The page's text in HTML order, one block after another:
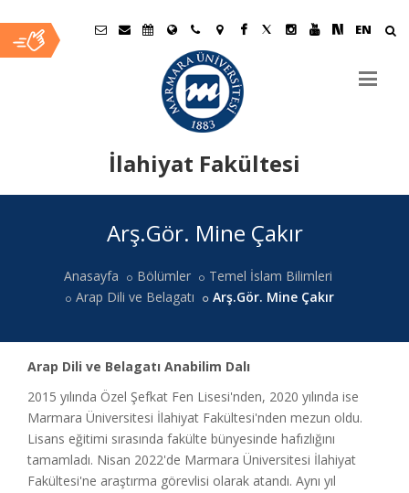
EN
İlahiyat Fakültesi
Arş.Gör. Mine Çakır
Anasayfa Bölümler
Temel İslam Bilimleri
Arap Dili ve Belagatı
Arş.Gör. Mine Çakır
Arap Dili ve Belagatı Anabilim Dalı
2015 yılında Özel Şefkat Fen Lisesi'nden, 2020 yılında ise
Marmara Üniversitesi İlahiyat Fakültesi'nden mezun oldu.
Lisans eğitimi sırasında fakülte bünyesinde hafızlığını
tamamladı. Nisan 2022'de Marmara Üniversitesi İlahiyat
Fakültesi'ne araştırma görevlisi olarak atandı. Aynı yıl